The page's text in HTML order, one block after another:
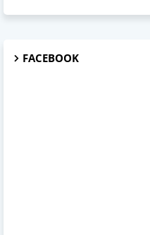
FACEBOOK